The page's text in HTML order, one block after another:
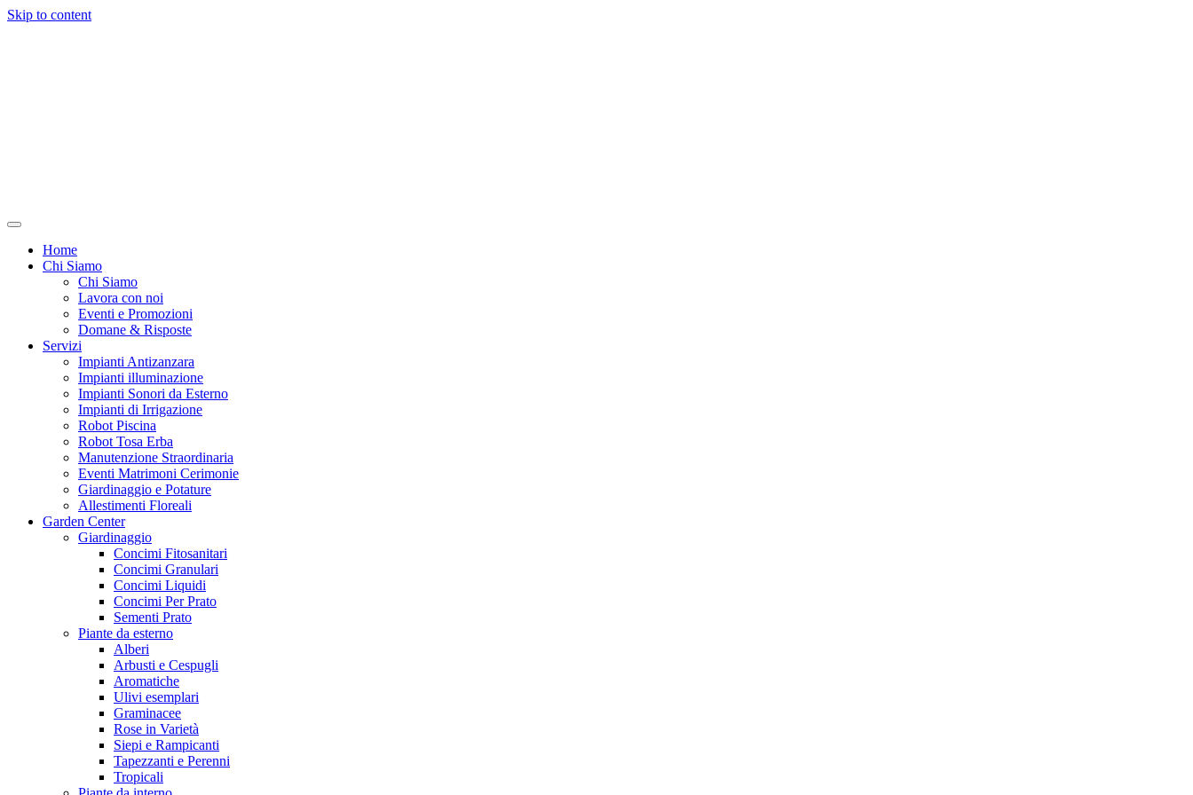
Skip to content
Home
Chi Siamo
Chi Siamo
Lavora con noi
Eventi e Promozioni
Domane & Risposte
Servizi
Impianti Antizanzara
Impianti illuminazione
Impianti Sonori da Esterno
Impianti di Irrigazione
Robot Piscina
Robot Tosa Erba
Manutenzione Straordinaria
Eventi Matrimoni Cerimonie
Giardinaggio e Potature
Allestimenti Floreali
Garden Center
Giardinaggio
Concimi Fitosanitari
Concimi Granulari
Concimi Liquidi
Concimi Per Prato
Sementi Prato
Piante da esterno
Alberi
Arbusti e Cespugli
Aromatiche
Ulivi esemplari
Graminacee
Rose in Varietà
Siepi e Rampicanti
Tapezzanti e Perenni
Tropicali